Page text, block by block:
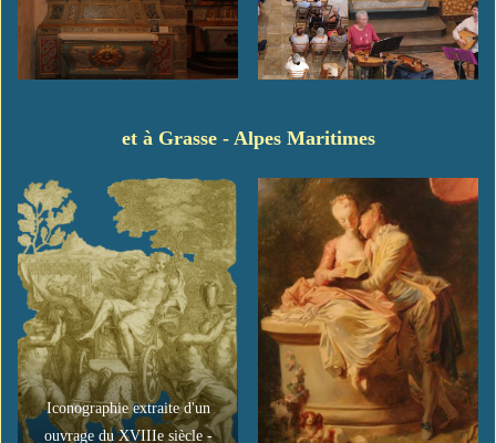
et à Grasse - Alpes Maritimes
Iconographie extraite d'un
ouvrage du XVIIIe siècle -